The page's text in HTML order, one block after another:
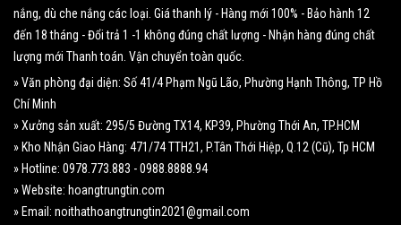
nắng, dù che nắng các loại. Giá thanh lý - Hàng mới 100% - Bảo hành 12
đến 18 tháng - Đổi trả 1 -1 không đúng chất lượng - Nhận hàng đúng chất
lượng mới Thanh toán. Vận chuyển toàn quốc.
» Văn phòng đại diện: Số 41/4 Phạm Ngũ Lão, Phường Hạnh Thông, TP Hồ
Chí Minh
» Xưởng sản xuất: 295/5 Đường TX14, KP39, Phường Thới An, TP.HCM
» Kho Nhận Giao Hàng: 471/74 TTH21, P.Tân Thới Hiệp, Q.12 (Cũ), Tp HCM
» Hotline: 0978.773.883 - 0988.8888.94
» Website: hoangtrungtin.com
» Email: noithathoangtrungtin2021@gmail.com